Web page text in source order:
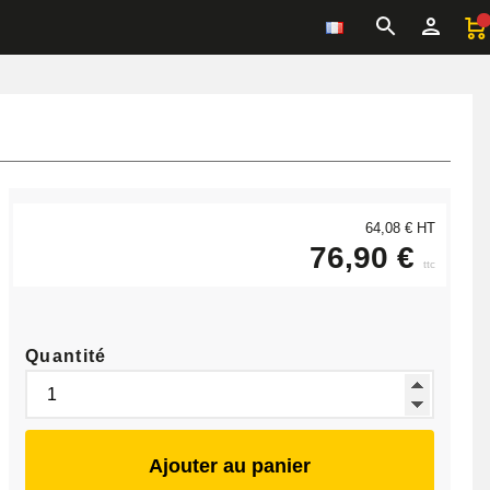
64,08 € HT
76,90 € ttc
Quantité
Ajouter au panier